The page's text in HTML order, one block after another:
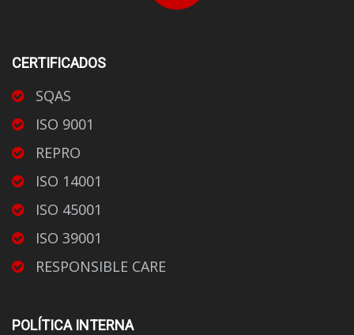
CERTIFICADOS
SQAS
ISO 9001
REPRO
ISO 14001
ISO 45001
ISO 39001
RESPONSIBLE CARE
POLÍTICA INTERNA